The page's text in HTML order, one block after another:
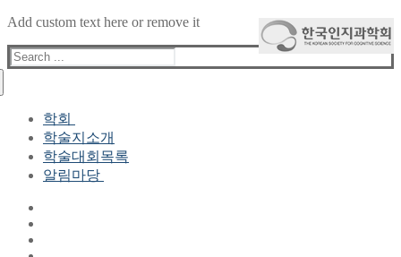
Add custom text here or remove it
Search
for:
학회
학회장 인사말
현 임원진
역대 임원진
학술지소개
학술대회목록
알림마당